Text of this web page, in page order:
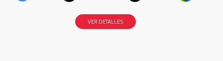
VER DETALLES